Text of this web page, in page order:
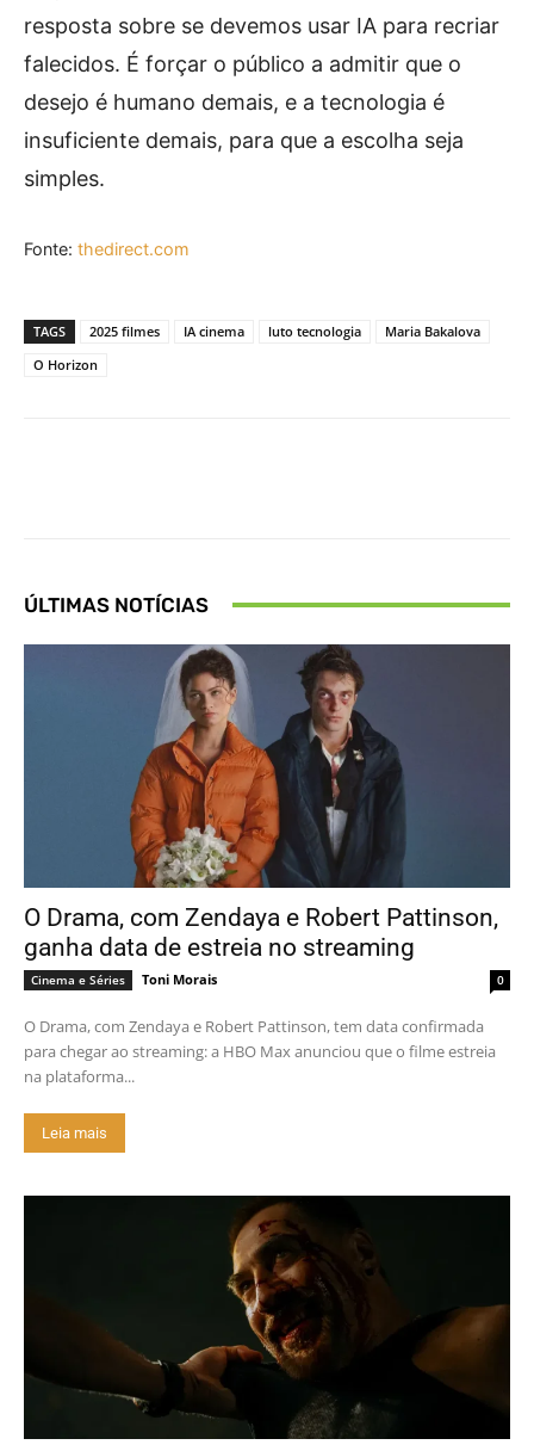
resposta sobre se devemos usar IA para recriar
falecidos. É forçar o público a admitir que o
desejo é humano demais, e a tecnologia é
insuficiente demais, para que a escolha seja
simples.
Fonte: thedirect.com
TAGS 2025 filmes IA cinema luto tecnologia
Maria Bakalova
O Horizon
ÚLTIMAS NOTÍCIAS
O Drama, com Zendaya e Robert Pattinson,
ganha data de estreia no streaming
Cinema e Séries Toni Morais 0
O Drama, com Zendaya e Robert Pattinson, tem data confirmada
para chegar ao streaming: a HBO Max anunciou que o filme estreia
na plataforma...
Leia mais